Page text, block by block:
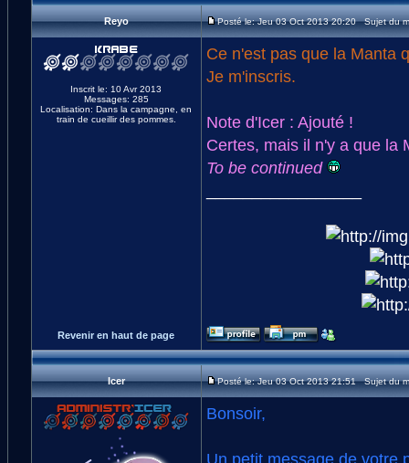
Reyo Posté le: Jeu 03 Oct 2013 20:20 Sujet du
Inscrit le: 10 Avr 2013
Messages: 285
Localisation: Dans la campagne, en
train de cueillir des pommes.
Ce n'est pas que la Manta
Je m'inscris.
Note d'Icer : Ajouté !
Certes, mais il n'y a que la
To be continued
Revenir en haut de page
Icer Posté le: Jeu 03 Oct 2013 21:51 Sujet du
Bonsoir,
Un petit message de votre